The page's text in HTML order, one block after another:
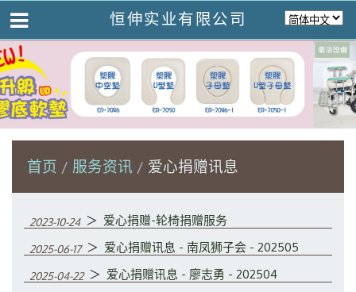
恒伸实业有限公司
首页 服务资讯 爱心捐赠讯息
2023-10-24 ＞ 爱心捐赠-轮椅捐赠服务
2025-06-17 ＞ 爱心捐赠讯息 - 南凤狮子会 - 202505
2025-04-22 ＞ 爱心捐赠讯息 - 廖志勇 - 202504